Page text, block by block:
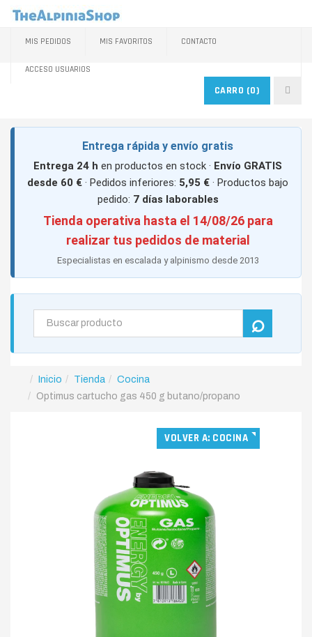
MIS PEDIDOS MIS FAVORITOS CONTACTO
ACCESO USUARIOS
CARRO (0)
Entrega rápida y envío gratis
Entrega 24 h en productos en stock · Envío GRATIS
desde 60 € · Pedidos inferiores: 5,95 € · Productos bajo
pedido: 7 días laborables
Tienda operativa hasta el 14/08/26 para
realizar tus pedidos de material
Especialistas en escalada y alpinismo desde 2013
Inicio Tienda
Cocina
Optimus cartucho gas 450 g butano/propano
VOLVER A: COCINA